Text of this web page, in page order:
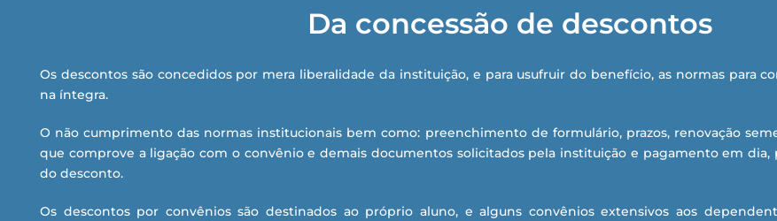
Da concessão de descontos
Os descontos são concedidos por mera liberalidade da instituição, e para usufruir do benefício, as normas para
na íntegra.
O não cumprimento das normas institucionais bem como: preenchimento de formulário, prazos, renovação
que comprove a ligação com o convênio e demais documentos solicitados pela instituição e pagamento em dia,
do desconto.
Os descontos por convênios são destinados ao próprio aluno, e alguns convênios extensivos aos